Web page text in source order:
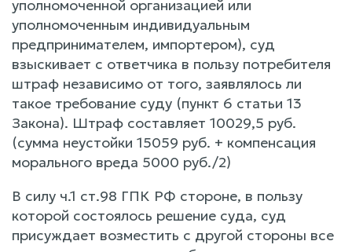
уполномоченной организацией или
уполномоченным индивидуальным
предпринимателем, импортером), суд
взыскивает с ответчика в пользу потребителя
штраф независимо от того, заявлялось ли
такое требование суду (пункт 6 статьи 13
Закона). Штраф составляет 10029,5 руб.
(сумма неустойки 15059 руб. + компенсация
морального вреда 5000 руб./2)
В силу ч.1 ст.98 ГПК РФ стороне, в пользу
которой состоялось решение суда, суд
присуждает возместить с другой стороны все